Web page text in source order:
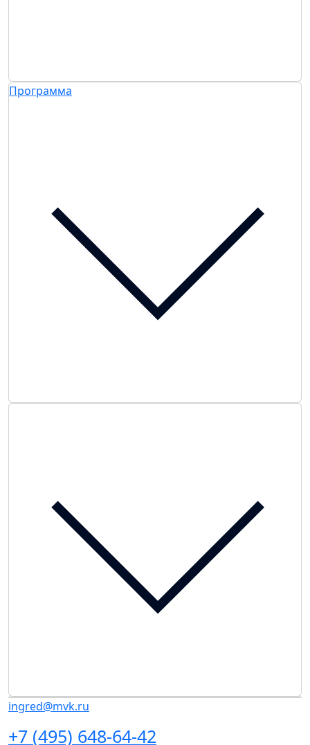
Программа
ingred@mvk.ru
+7 (495) 648-64-42